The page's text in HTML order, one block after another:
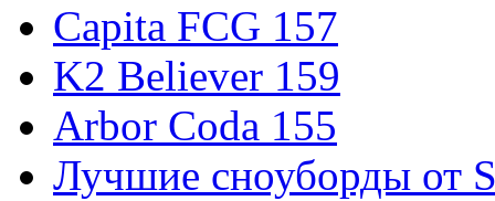
Capita FCG 157
K2 Believer 159
Arbor Coda 155
Лучшие сноуборды от